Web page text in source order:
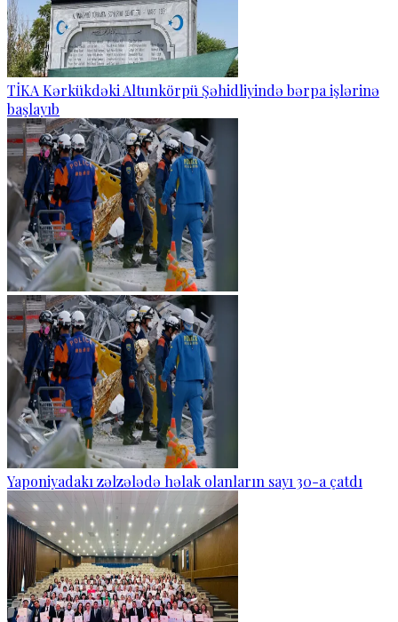
TİKA Kərkükdəki Altunkörpü Şəhidliyində bərpa işlərinə
başlayıb
Yaponiyadakı zəlzələdə həlak olanların sayı 30-a çatdı